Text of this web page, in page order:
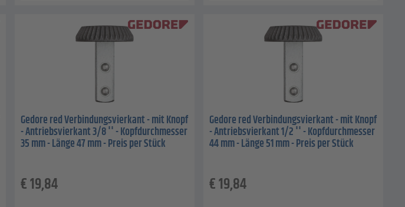
Gedore red Verbindungsvierkant - mit Knopf
- Antriebsvierkant 3/8 '' - Kopfdurchmesser
35 mm - Länge 47 mm - Preis per Stück
€19,84
Gedore red Verbindungsvierkant - mit Knopf
- Antriebsvierkant 1/2 '' - Kopfdurchmesser
44 mm - Länge 51 mm - Preis per Stück
€19,84